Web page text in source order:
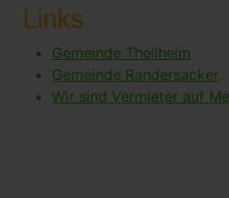
Links
Gemeinde Theilheim
Gemeinde Randersacker
Wir sind Vermieter auf